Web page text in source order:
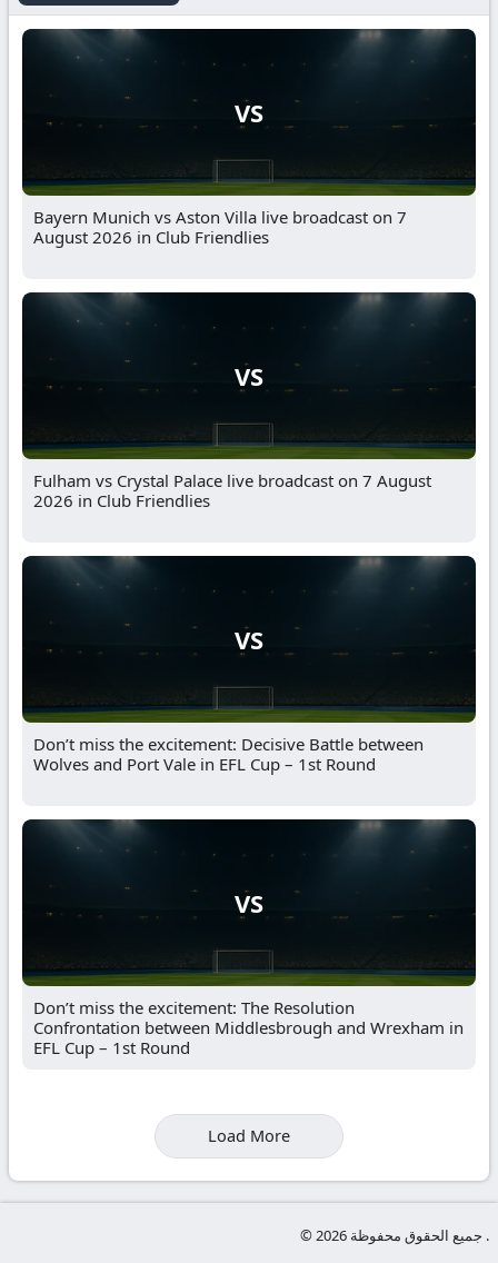
VS
Bayern Munich vs Aston Villa live broadcast on 7
August 2026 in Club Friendlies
VS
Fulham vs Crystal Palace live broadcast on 7 August
2026 in Club Friendlies
VS
Don’t miss the excitement: Decisive Battle between
Wolves and Port Vale in EFL Cup – 1st Round
VS
Don’t miss the excitement: The Resolution
Confrontation between Middlesbrough and Wrexham in
EFL Cup – 1st Round
Load More
© جميع الحقوق محفوظة 2026 .